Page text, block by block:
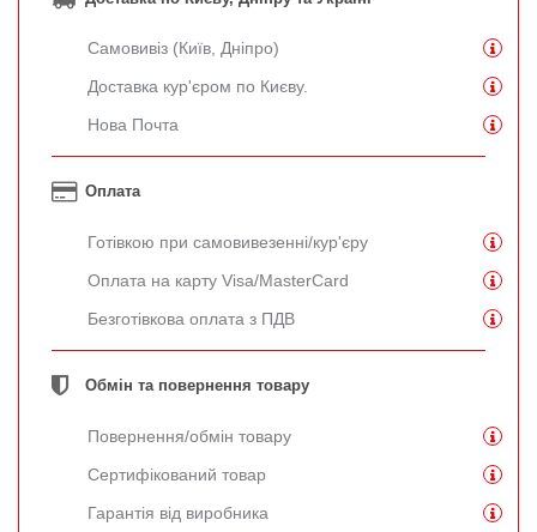
Самовивіз (Київ, Дніпро)
Доставка кур'єром по Києву.
Нова Почта
Оплата
Готівкою при самовивезенні/кур'єру
Оплата на карту Visa/MasterCard
Безготівкова оплата з ПДВ
Обмін та повернення товару
Повернення/обмін товару
Сертифікований товар
Гарантія від виробника